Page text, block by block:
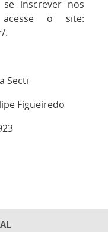
inscrever nos
acesse o site:
.
Secti
Figueiredo